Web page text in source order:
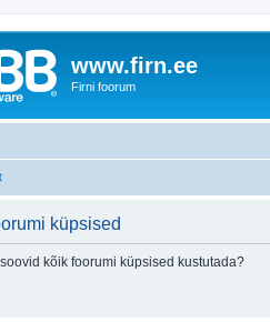
www.firn.ee
Firni foorum
küpsised
kõik foorumi küpsised kustutada?